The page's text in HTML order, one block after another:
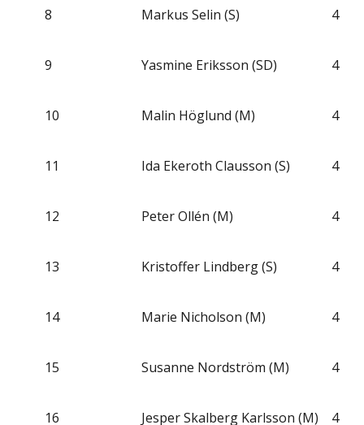
8 Markus Selin (S) 4
9 Yasmine Eriksson (SD) 4
10 Malin Höglund (M) 4
11 Ida Ekeroth Clausson (S) 4
12 Peter Ollén (M) 4
13 Kristoffer Lindberg (S) 4
14 Marie Nicholson (M) 4
15 Susanne Nordström (M) 4
16 Jesper Skalberg Karlsson (M) 4